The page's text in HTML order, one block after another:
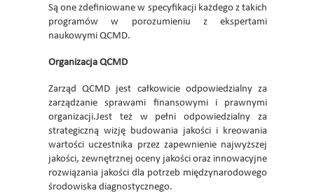
Są one zdefiniowane w specyfikacji każdego z takich
programów w porozumieniu z ekspertami
naukowymi QCMD.
Organizacja QCMD
Zarząd QCMD jest całkowicie odpowiedzialny za
zarządzanie sprawami finansowymi i prawnymi
organizacji.Jest też w pełni odpowiedzialny za
strategiczną wizję budowania jakości i kreowania
wartości uczestnika przez zapewnienie najwyższej
jakości, zewnętrznej oceny jakości oraz innowacyjne
rozwiązania jakości dla potrzeb międzynarodowego
środowiska diagnostycznego.